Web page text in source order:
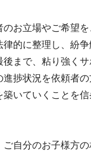
お立場やご希望
律的に整理し、紛
まで、粘り強くサ
進捗状況を依頼者
いていくことを信
自分のお子様方